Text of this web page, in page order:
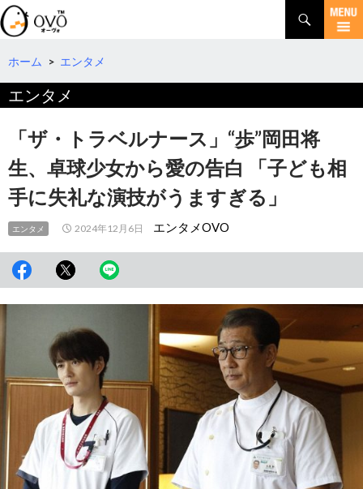
検
索
コ
テ
へ
ホーム > エンタメ
エンタメ
「ザ・トラベルナース」“歩”岡田将
生、卓球少女から愛の告白 「子ども相
手に失礼な演技がうますぎる」
エンタメ 2024年12月6日 エンタメOVO